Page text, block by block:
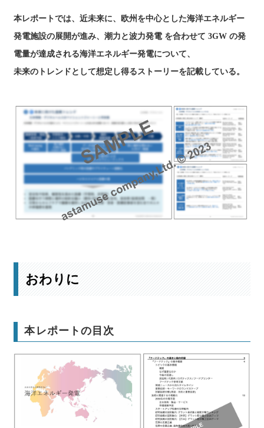
本レポートでは、近未来に、欧州を中心とした海洋エネルギー
発電施設の展開が進み、潮力と波力発電 を合わせて 3GW の発
電量が達成される海洋エネルギー発電について、
未来のトレンドとして想定し得るストーリーを記載している。
おわりに
本レポートの目次